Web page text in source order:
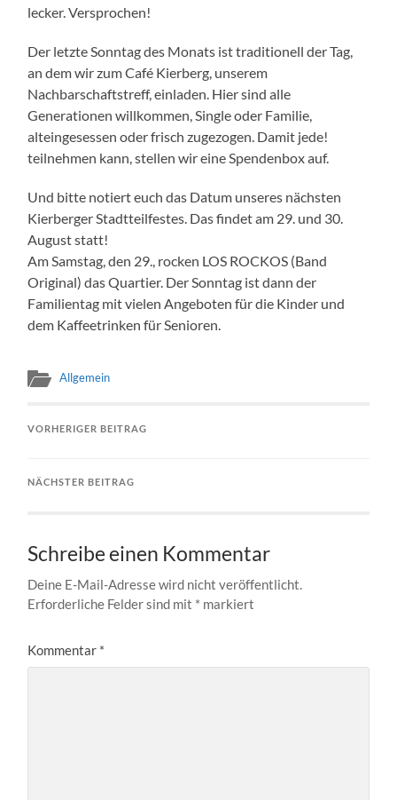
lecker. Versprochen!
Der letzte Sonntag des Monats ist traditionell der Tag,
an dem wir zum Café Kierberg, unserem
Nachbarschaftstreff, einladen. Hier sind alle
Generationen willkommen, Single oder Familie,
alteingesessen oder frisch zugezogen. Damit jede!
teilnehmen kann, stellen wir eine Spendenbox auf.
Und bitte notiert euch das Datum unseres nächsten
Kierberger Stadtteilfestes. Das findet am 29. und 30.
August statt!
Am Samstag, den 29., rocken LOS ROCKOS (Band
Original) das Quartier. Der Sonntag ist dann der
Familientag mit vielen Angeboten für die Kinder und
dem Kaffeetrinken für Senioren.
Allgemein
VORHERIGER BEITRAG
NÄCHSTER BEITRAG
Schreibe einen Kommentar
Deine E-Mail-Adresse wird nicht veröffentlicht.
Erforderliche Felder sind mit * markiert
Kommentar *